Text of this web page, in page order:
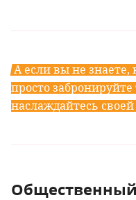
А если вы не знаете,
просто
наслаждайтесь
Общественный